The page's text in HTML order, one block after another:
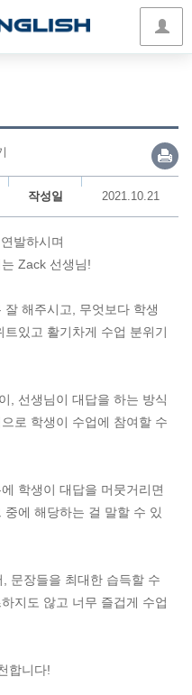
작성일 2021.10.21
발하시며
Zack 선생님!
해주시고, 무엇보다 학생
있고 활기차게 수업 분위기
, 선생님이 대답을 하는 방식
로 학생이 수업에 참여할 수
학생이 대답을 머뭇거리면
에 해당하는 걸 말할 수 있
문장들을 최대한 습득할 수
지도 않고 너무 즐겁게 수업
합니다!